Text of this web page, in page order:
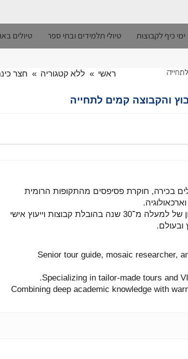
ימי כיף לקבוצות טיולי תלמידים ובתי ספר טיולים
ראשי » ללא קטגוריה » חצר
והקבוצה קמים לתחייה
בכירה, חוקרת פסיפסים מהתקופות הרומית
וארכאולוגיה.
של למעלה מ־30 שנה בהובלת קבוצות וייעוץ אישי
ובעולם.
Senior tour guide, mosaic researcher,
Specializing in tailor-made tours and
Combining deep academic knowledge with